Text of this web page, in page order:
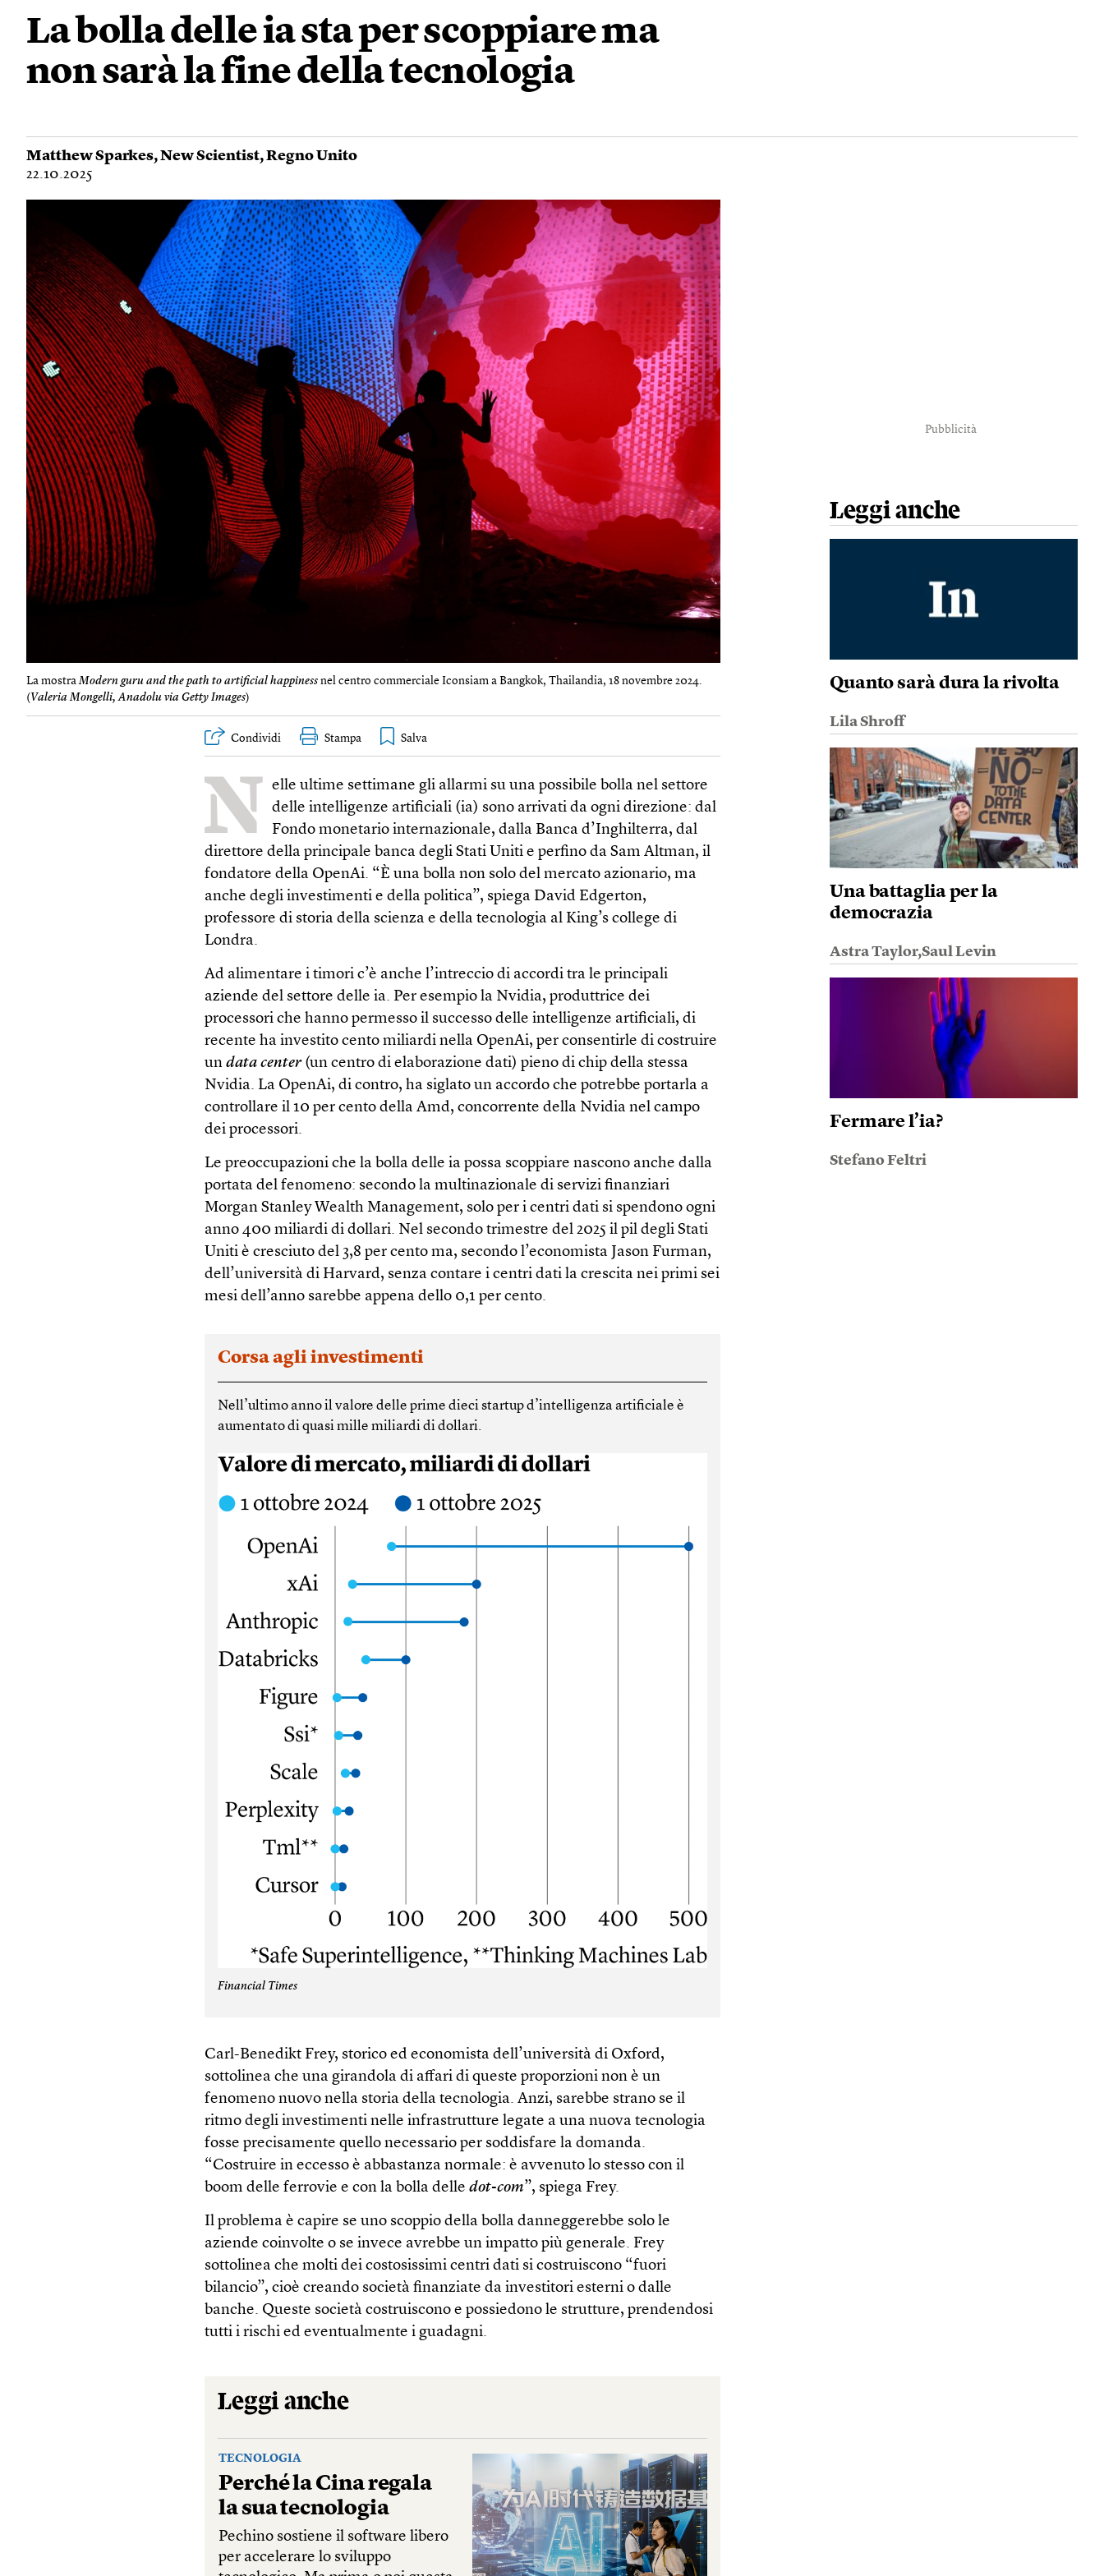
La bolla delle ia sta per scoppiare ma
non sarà la fine della tecnologia
Matthew Sparkes,New Scientist,Regno Unito
22.10.2025
La mostra Modern guru and the path to artificial happiness nel centro commerciale Iconsiam a Bangkok, Thailandia, 18 novembre 2024.
(Valeria Mongelli, Anadolu via Getty Images)
Condividi Stampa
N elle ultime settimane gli allarmi su una possibile bolla nel settore
delle intelligenze artificiali (ia) sono arrivati da ogni direzione: dal
Fondo monetario internazionale, dalla Banca d’Inghilterra, dal
direttore della principale banca degli Stati Uniti e perfino da Sam Altman, il
fondatore della OpenAi. “È una bolla non solo del mercato azionario, ma
anche degli investimenti e della politica”, spiega David Edgerton,
professore di storia della scienza e della tecnologia al King’s college di
Londra.
Ad alimentare i timori c’è anche l’intreccio di accordi tra le principali
aziende del settore delle ia. Per esempio la Nvidia, produttrice dei
processori che hanno permesso il successo delle intelligenze artificiali, di
recente ha investito cento miliardi nella OpenAi, per consentirle di costruire
undata center(un centro di elaborazione dati) pieno di chip della stessa
Nvidia. La OpenAi, di contro, ha siglato un accordo che potrebbe portarla a
controllare il 10 per cento della Amd, concorrente della Nvidia nel campo
dei processori.
Le preoccupazioni che la bolla delle ia possa scoppiare nascono anche dalla
portata del fenomeno: secondo la multinazionale di servizi finanziari
Morgan Stanley Wealth Management, solo per i centri dati si spendono ogni
anno 400 miliardi di dollari. Nel secondo trimestre del 2025 il pil degli Stati
Uniti è cresciuto del 3,8 per cento ma, secondo l’economista Jason Furman,
dell’università di Harvard, senza contare i centri dati la crescita nei primi sei
mesi dell’anno sarebbe appena dello 0,1 per cento.
Corsa agli investimenti
Nell’ultimo anno il valore delle prime dieci startup d’intelligenza artificiale è
aumentato di quasi mille miliardi di dollari.
Financial Times
Carl-Benedikt Frey, storico ed economista dell’università di Oxford,
sottolinea che una girandola di affari di queste proporzioni non è un
fenomeno nuovo nella storia della tecnologia. Anzi, sarebbe strano se il
ritmo degli investimenti nelle infrastrutture legate a una nuova tecnologia
fosse precisamente quello necessario per soddisfare la domanda.
“Costruire in eccesso è abbastanza normale: è avvenuto lo stesso con il
boom delle ferrovie e con la bolla delledot-com”, spiega Frey.
Il problema è capire se uno scoppio della bolla danneggerebbe solo le
aziende coinvolte o se invece avrebbe un impatto più generale. Frey
sottolinea che molti dei costosissimi centri dati si costruiscono “fuori
bilancio”, cioè creando società finanziate da investitori esterni o dalle
banche. Queste società costruiscono e possiedono le strutture, prendendosi
tutti i rischi ed eventualmente i guadagni.
Leggi anche
TECNOLOGIA
Perché la Cina regala
la sua tecnologia
Pechino sostiene il software libero
per accelerare lo sviluppo
Pubblicità
Leggi anche
Quanto sarà dura la rivolta
Lila Shroff
Una battaglia per la
democrazia
Astra Taylor,Saul Levin
Fermare l’ia?
Stefano Feltri